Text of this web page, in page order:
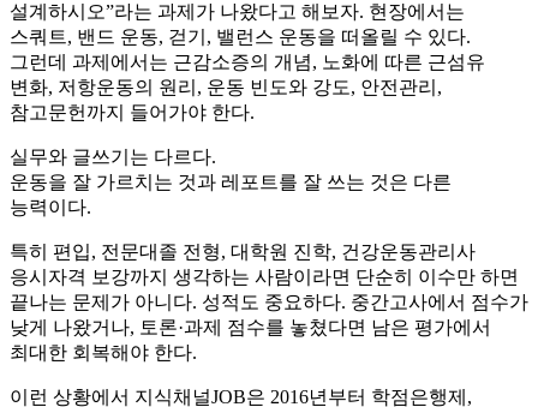
설계하시오”라는 과제가 나왔다고 해보자. 현장에서는
스쿼트, 밴드 운동, 걷기, 밸런스 운동을 떠올릴 수 있다.
그런데 과제에서는 근감소증의 개념, 노화에 따른 근섬유
변화, 저항운동의 원리, 운동 빈도와 강도, 안전관리,
참고문헌까지 들어가야 한다.
실무와 글쓰기는 다르다.
운동을 잘 가르치는 것과 레포트를 잘 쓰는 것은 다른
능력이다.
특히 편입, 전문대졸 전형, 대학원 진학, 건강운동관리사
응시자격 보강까지 생각하는 사람이라면 단순히 이수만 하면
끝나는 문제가 아니다. 성적도 중요하다. 중간고사에서 점수가
낮게 나왔거나, 토론·과제 점수를 놓쳤다면 남은 평가에서
최대한 회복해야 한다.
이런 상황에서 지식채널JOB은 2016년부터 학점은행제,